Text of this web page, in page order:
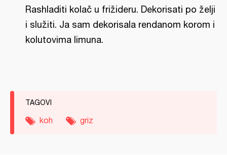
Rashladiti kolač u frižideru. Dekorisati po želji
i služiti. Ja sam dekorisala rendanom korom i
kolutovima limuna.
TAGOVI
koh griz